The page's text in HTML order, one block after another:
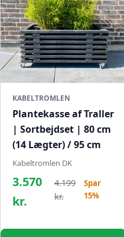
KABELTROMLEN
Plantekasse af Traller
| Sortbejdset | 80 cm
(14 Lægter) / 95 cm
Kabeltromlen DK
3.570
kr.
4.199
kr.
Spar
15%